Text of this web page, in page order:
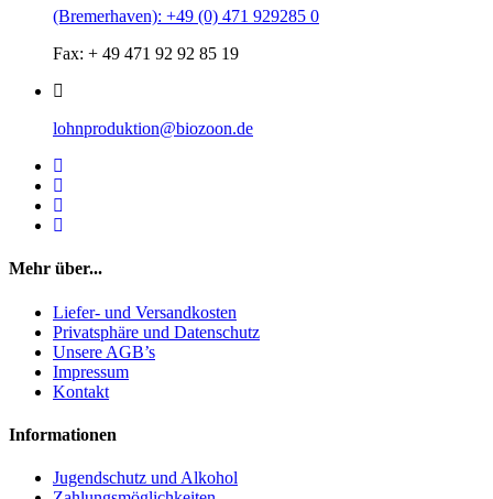
(Bremerhaven): +49 (0) 471 929285 0
Fax: + 49 471 92 92 85 19
lohnproduktion@biozoon.de
Mehr über...
Liefer- und Versandkosten
Privatsphäre und Datenschutz
Unsere AGB’s
Impressum
Kontakt
Informationen
Jugendschutz und Alkohol